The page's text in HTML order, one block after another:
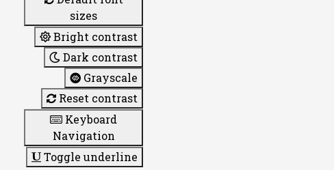
sizes
Bright contrast
Dark contrast
Grayscale
Reset contrast
Keyboard
Navigation
Toggle underline